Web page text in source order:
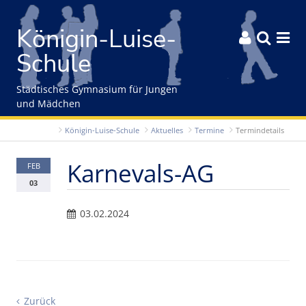
Gleich zum Inhalt der Seite springen
Königin-Luise-
Schule
  
Städtisches Gymnasium für Jungen
und Mädchen
Königin-Luise-Schule Aktuelles Termine Termindetails
FEB
03
Karnevals-AG
03.02.2024
Zurück